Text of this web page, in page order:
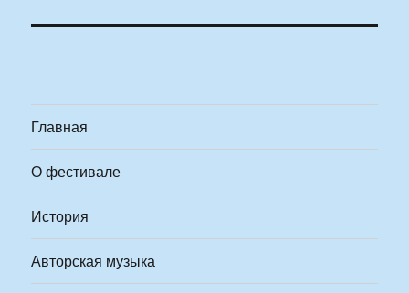
Главная
О фестивале
История
Авторская музыка